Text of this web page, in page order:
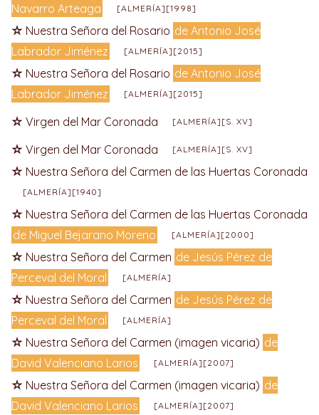
Navarro Arteaga
[ALMERÍA][1998]
Nuestra Señora del Rosario de Antonio José
Labrador Jiménez
[ALMERÍA][2015]
Nuestra Señora del Rosario de Antonio José
Labrador Jiménez
[ALMERÍA][2015]
Virgen del Mar Coronada [ALMERÍA][S. XV]
Virgen del Mar Coronada [ALMERÍA][S. XV]
Nuestra Señora del Carmen de las Huertas Coronada
[ALMERÍA][1940]
Nuestra Señora del Carmen de las Huertas Coronada
de Miguel Bejarano Moreno
[ALMERÍA][2000]
Nuestra Señora del Carmen de Jesús Pérez de
Perceval del Moral
[ALMERÍA]
Nuestra Señora del Carmen de Jesús Pérez de
Perceval del Moral
[ALMERÍA]
Nuestra Señora del Carmen (imagen vicaria) de
David Valenciano Larios
[ALMERÍA][2007]
Nuestra Señora del Carmen (imagen vicaria) de
David Valenciano Larios
[ALMERÍA][2007]